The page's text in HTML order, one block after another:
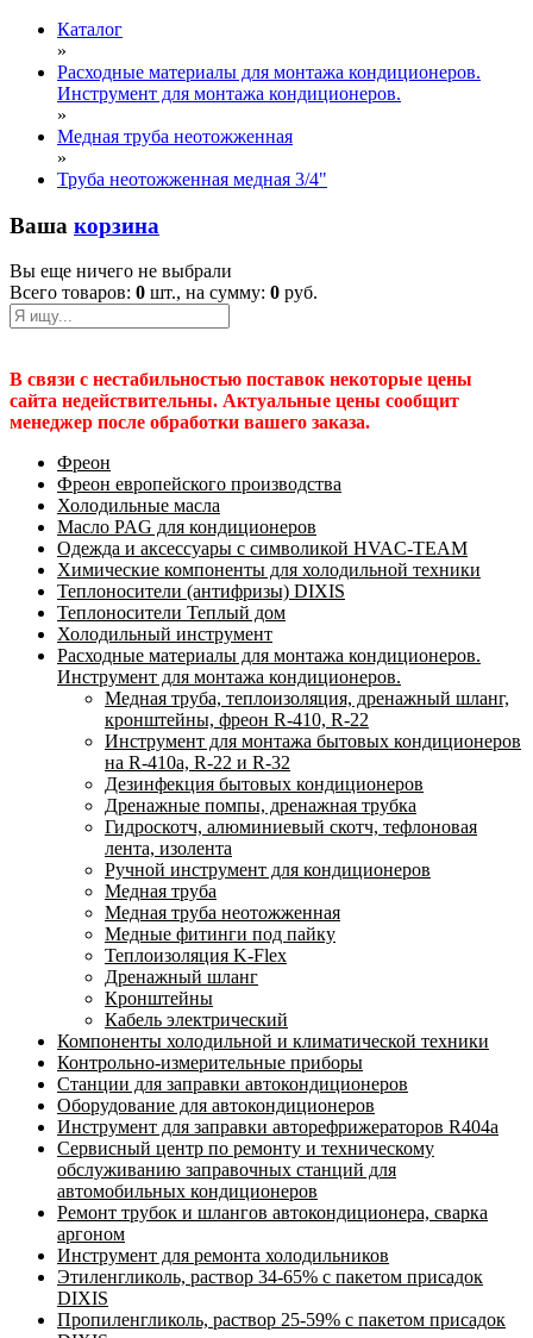
Каталог
»
Расходные материалы для монтажа кондиционеров.
Инструмент для монтажа кондиционеров.
»
Медная труба неотожженная
»
Труба неотожженная медная 3/4"
Ваша корзина
Вы еще ничего не выбрали
Всего товаров: 0 шт., на сумму: 0 руб.
В связи с нестабильностью поставок некоторые цены
сайта недействительны. Актуальные цены сообщит
менеджер после обработки вашего заказа.
Фреон
Фреон европейского производства
Холодильные масла
Масло PAG для кондиционеров
Одежда и аксессуары с символикой HVAC-TEAM
Химические компоненты для холодильной техники
Теплоносители (антифризы) DIXIS
Теплоносители Теплый дом
Холодильный инструмент
Расходные материалы для монтажа кондиционеров.
Инструмент для монтажа кондиционеров.
Медная труба, теплоизоляция, дренажный шланг,
кронштейны, фреон R-410, R-22
Инструмент для монтажа бытовых кондиционеров
на R-410а, R-22 и R-32
Дезинфекция бытовых кондиционеров
Дренажные помпы, дренажная трубка
Гидроскотч, алюминиевый скотч, тефлоновая
лента, изолента
Ручной инструмент для кондиционеров
Медная труба
Медная труба неотожженная
Медные фитинги под пайку
Теплоизоляция K-Flex
Дренажный шланг
Кронштейны
Кабель электрический
Компоненты холодильной и климатической техники
Контрольно-измерительные приборы
Станции для заправки автокондиционеров
Оборудование для автокондиционеров
Инструмент для заправки авторефрижераторов R404a
Сервисный центр по ремонту и техническому
обслуживанию заправочных станций для
автомобильных кондиционеров
Ремонт трубок и шлангов автокондиционера, сварка
аргоном
Инструмент для ремонта холодильников
Этиленгликоль, раствор 34-65% с пакетом присадок
DIXIS
Пропиленгликоль, раствор 25-59% с пакетом присадок